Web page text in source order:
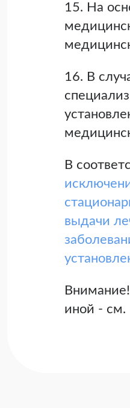
15. На
16. В
В
выдачи
иной - см.